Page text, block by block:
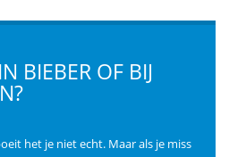
BIEBER OF BIJ
het je niet echt. Maar als je miss